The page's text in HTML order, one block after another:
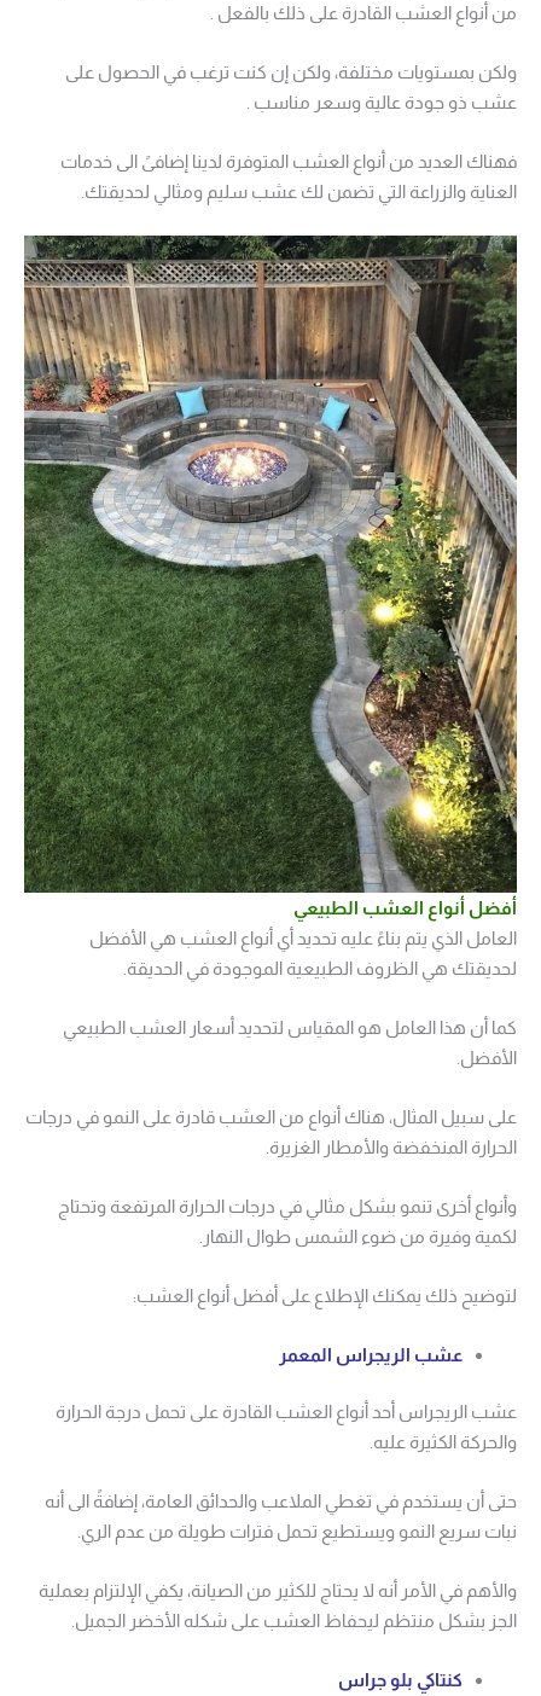
من أنواع العشب القادرة على ذلك بالفعل .
ولكن بمستويات مختلفة، ولكن إن كنت ترغب في الحصول على
عشب ذو جودة عالية وسعر مناسب .
فهناك العديد من أنواع العشب المتوفرة لدينا إضافىً الى خدمات
العناية والزراعة التي تضمن لك عشب سليم ومثالي لحديقتك.
أفضل أنواع العشب الطبيعي
العامل الذي يتم بناءً عليه تحديد أي أنواع العشب هي الأفضل
لحديقتك هي الظروف الطبيعية الموجودة في الحديقة.
كما أن هذا العامل هو المقياس لتحديد أسعار العشب الطبيعي
الأفضل.
على سبيل المثال، هناك أنواع من العشب قادرة على النمو في درجات
الحرارة المنخفضة والأمطار الغزيرة.
وأنواع أخرى تنمو بشكل مثالي في درجات الحرارة المرتفعة وتحتاج
لكمية وفيرة من ضوء الشمس طوال النهار.
لتوضيح ذلك يمكنك الإطلاع على أفضل أنواع العشب:
عشب الريجراس المعمر
عشب الريجراس أحد أنواع العشب القادرة على تحمل درجة الحرارة
والحركة الكثيرة عليه.
حتى أن يستخدم في تغطي الملاعب والحدائق العامة، إضافةً الى أنه
نبات سريع النمو ويستطيع تحمل فترات طويلة من عدم الري.
والأهم في الأمر أنه لا يحتاج للكثير من الصيانة، يكفي الإلتزام بعملية
الجز بشكل منتظم ليحفاظ العشب على شكله الأخضر الجميل.
كنتاكي بلو جراس